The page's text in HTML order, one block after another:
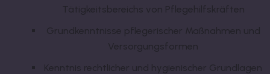
Tätigkeitsbereichs von Pflegehilfskräften
Grundkenntnisse pflegerischer Maßnahmen und
Versorgungsformen
Kenntnis rechtlicher und hygienischer Grundlagen